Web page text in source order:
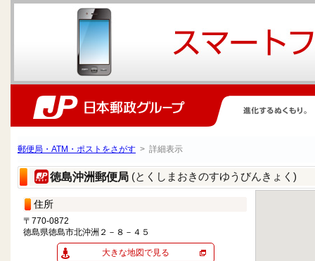
郵便局・ATM・ポストをさがす > 詳細表示
徳島沖洲郵便局 (とくしまおきのすゆうびんきょく)
住所
〒770-0872
徳島県徳島市北沖洲２－８－４５
大きな地図で見る